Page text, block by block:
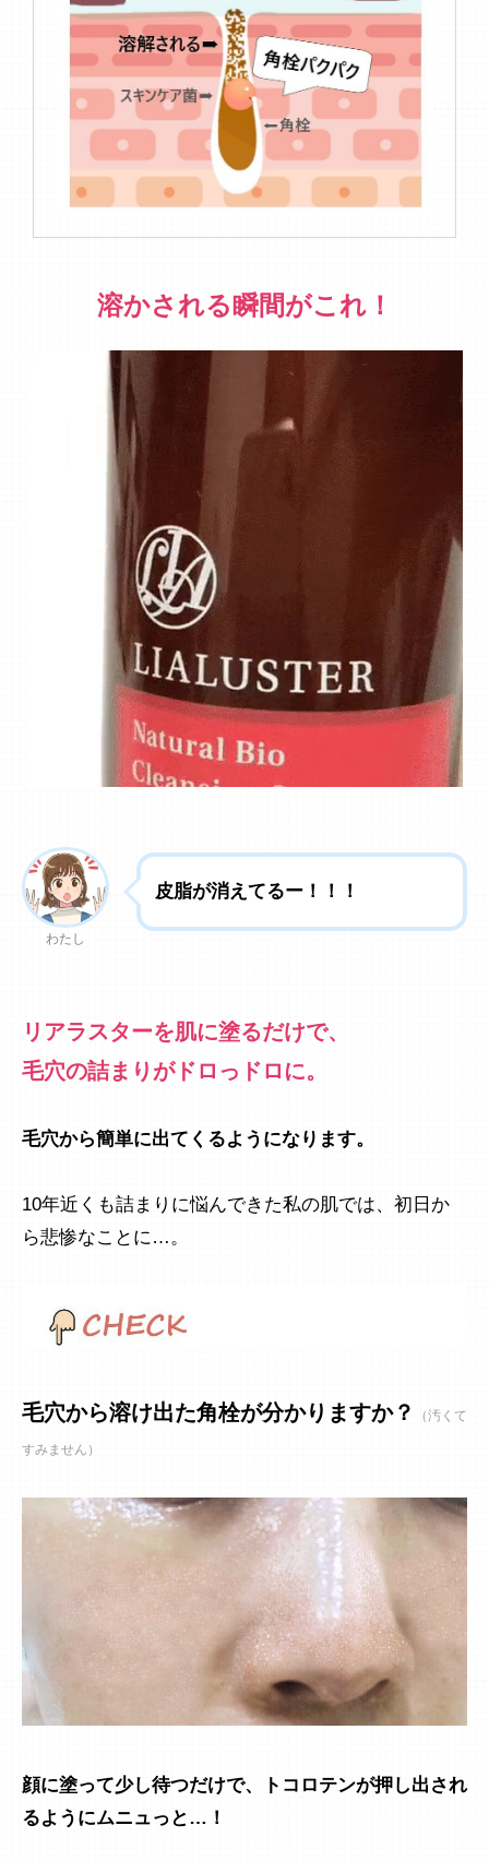
溶かされる瞬間がこれ！
わたし
皮脂が消えてるー！！！
リアラスターを肌に塗るだけで、
毛穴の詰まりがドロっドロに。
毛穴から簡単に出てくるようになります。
10年近くも詰まりに悩んできた私の肌では、初日か
ら悲惨なことに…。
毛穴から溶け出た角栓が分かりますか？ （汚くて
すみません）
顔に塗って少し待つだけで、トコロテンが押し出され
るようにムニュっと…！